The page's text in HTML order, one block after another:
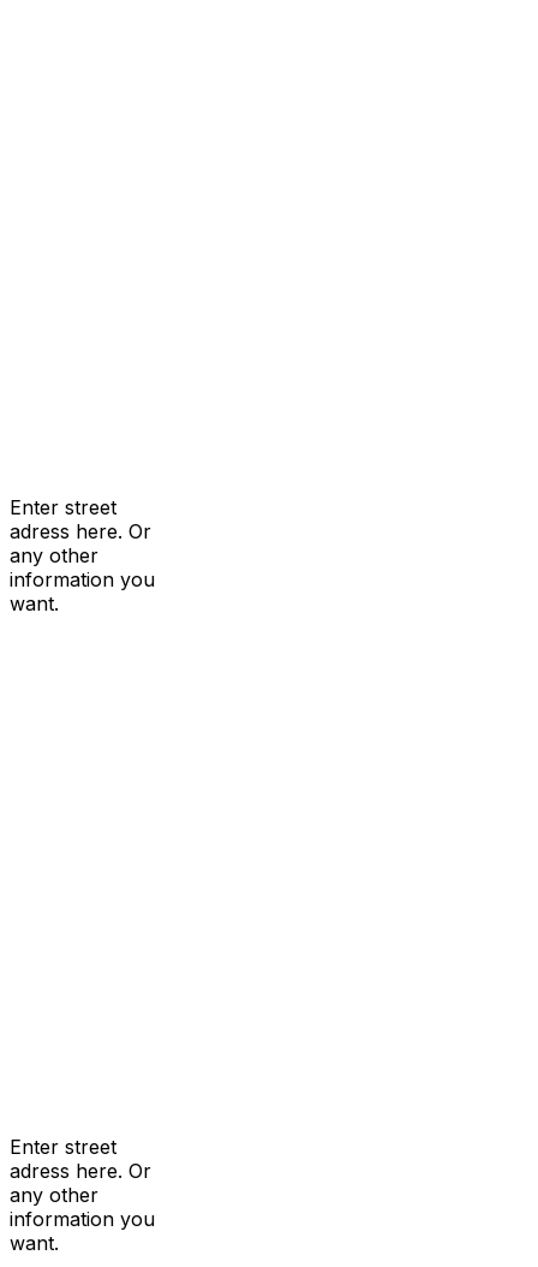
Enter street
adress here. Or
any other
information you
want.
Enter street
adress here. Or
any other
information you
want.